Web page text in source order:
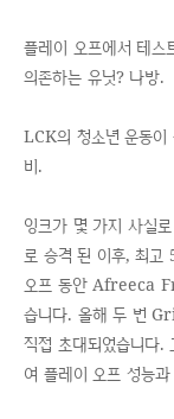
플레이 오프에서 테스
의존하는 유닛? 나방.
LCK의 청소년 운동
비.
잉크가 몇 가지 사실
로 승격 된 이후, 최
오프 동안 Afreeca
습니다. 올해 두 번
직접 초대되었습니다.
여 플레이 오프 성능